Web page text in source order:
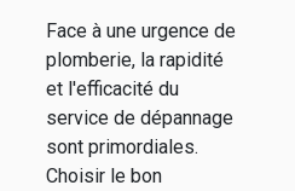
en plomberie
d'urgence
Face à une urgence de
plomberie, la rapidité
et l'efficacité du
service de dépannage
sont primordiales.
Choisir le bon